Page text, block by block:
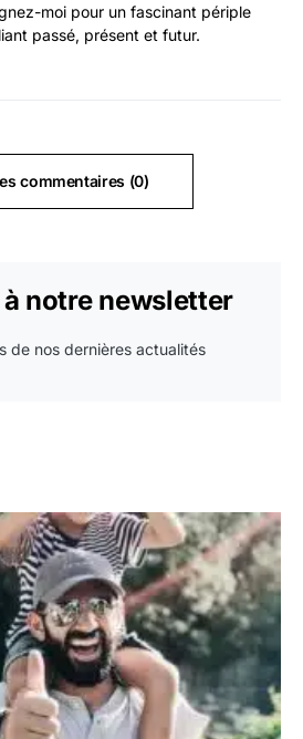
moi pour un fascinant périple
passé, présent et futur.
commentaires (0)
à notre newsletter
de nos dernières actualités